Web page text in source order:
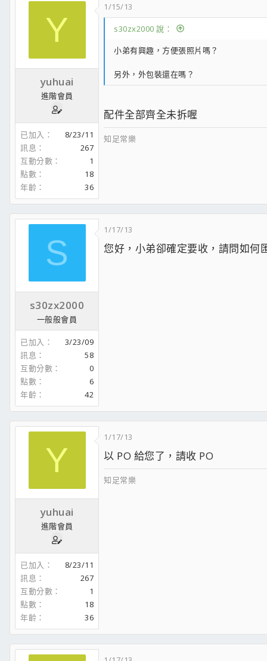
Y
yuhuai
進階會員
已加入
8/23/11
訊息
267
互動分數
1
點數
18
年齡
36
1/15/13
s30zx2000 說：
小弟有興趣，方便張照片嗎？
另外，外包裝還在嗎？
配件全部齊全未拆喔
知足常樂
S
s30zx2000
一般般會員
已加入
3/23/09
訊息
58
互動分數
0
點數
6
年齡
42
1/17/13
您好，小弟卻確定要收，請問如何
Y
yuhuai
進階會員
已加入
8/23/11
訊息
267
互動分數
1
點數
18
年齡
36
1/17/13
以 PO 給您了，請收 PO
知足常樂